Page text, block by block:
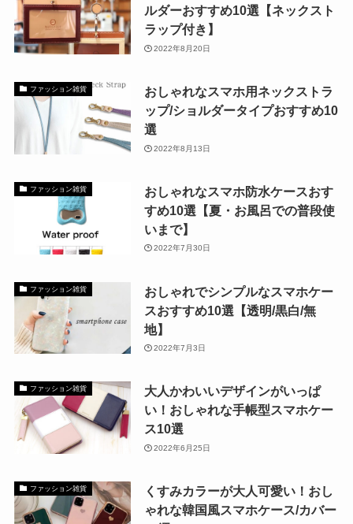
ルダーおすすめ10選【ネックスト
ラップ付き】
2022年8月20日
ファッション雑貨
おしゃれなスマホ用ネックストラ
ップ/ショルダータイプおすすめ10
選
2022年8月13日
ファッション雑貨
おしゃれなスマホ防水ケースおす
すめ10選【夏・お風呂での普段使
いまで】
2022年7月30日
ファッション雑貨
おしゃれでシンプルなスマホケー
スおすすめ10選【透明/黒白/無
地】
2022年7月3日
ファッション雑貨
大人かわいいデザインがいっぱ
い！おしゃれな手帳型スマホケー
ス10選
2022年6月25日
ファッション雑貨
くすみカラーが大人可愛い！おし
ゃれな韓国風スマホケース/カバー